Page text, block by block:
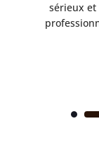
sérieux